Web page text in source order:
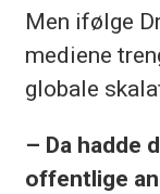
Men ifølge
mediene
globale
– Da hadde
offentlige